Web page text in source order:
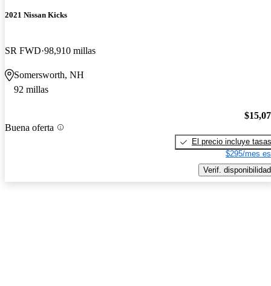
2021 Nissan Kicks
SR FWD 98,910 millas
Somersworth, NH
92 millas
Buena oferta
El precio incluye tasas
$295/mes
Verif. disponibilidad